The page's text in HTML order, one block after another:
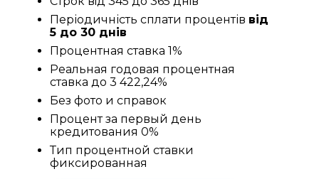
Періодичність сплати процентів від
5 до 30 днів
Процентная ставка 1%
Реальная годовая процентная
ставка до 3 422,24%
Без фото и справок
Процент за первый день
кредитования 0%
Тип процентной ставки
фиксированная